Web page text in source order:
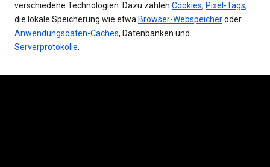
verschiedene Technologien. Dazu zählen Cookies, Pixel-Tags,
die lokale Speicherung wie etwa Browser-Webspeicheroder
Anwendungsdaten-Caches, Datenbanken und
Serverprotokolle